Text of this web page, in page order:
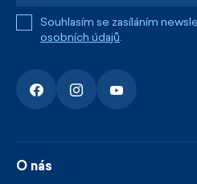
Souhlasím se zasíláním
osobních údajů.
O nás